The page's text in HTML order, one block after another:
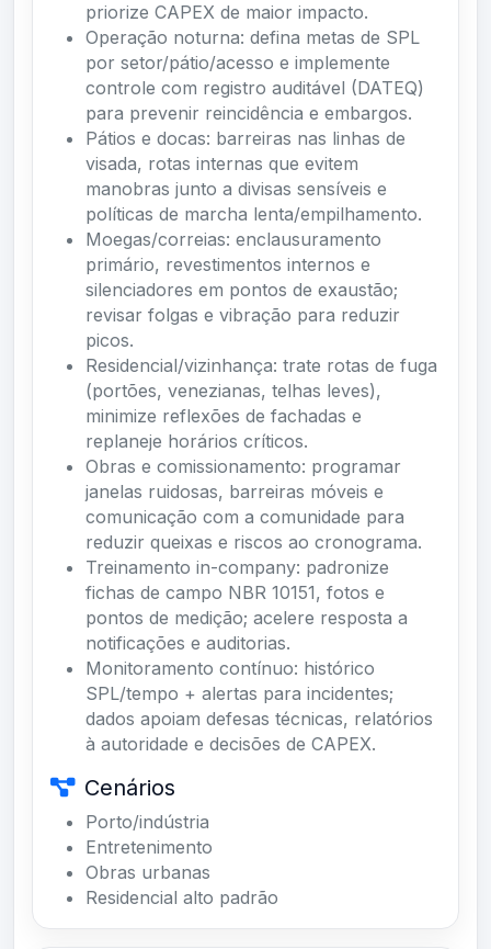
priorize CAPEX de maior impacto.
Operação noturna: defina metas de SPL
por setor/pátio/acesso e implemente
controle com registro auditável (DATEQ)
para prevenir reincidência e embargos.
Pátios e docas: barreiras nas linhas de
visada, rotas internas que evitem
manobras junto a divisas sensíveis e
políticas de marcha lenta/empilhamento.
Moegas/correias: enclausuramento
primário, revestimentos internos e
silenciadores em pontos de exaustão;
revisar folgas e vibração para reduzir
picos.
Residencial/vizinhança: trate rotas de fuga
(portões, venezianas, telhas leves),
minimize reflexões de fachadas e
replaneje horários críticos.
Obras e comissionamento: programar
janelas ruidosas, barreiras móveis e
comunicação com a comunidade para
reduzir queixas e riscos ao cronograma.
Treinamento in-company: padronize
fichas de campo NBR 10151, fotos e
pontos de medição; acelere resposta a
notificações e auditorias.
Monitoramento contínuo: histórico
SPL/tempo + alertas para incidentes;
dados apoiam defesas técnicas, relatórios
à autoridade e decisões de CAPEX.
Cenários
Porto/indústria
Entretenimento
Obras urbanas
Residencial alto padrão